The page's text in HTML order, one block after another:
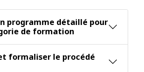
programme détaillé pour
de formation
formaliser le procédé